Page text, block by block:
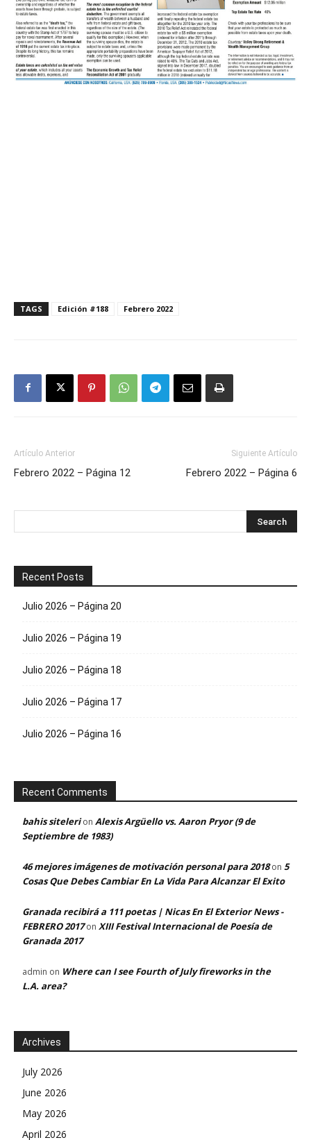
TAGS Edición #188 Febrero 2022
Artículo Anterior
Febrero 2022 – Página 12
Siguiente Artículo
Febrero 2022 – Página 6
Recent Posts
Julio 2026 – Página 20
Julio 2026 – Página 19
Julio 2026 – Página 18
Julio 2026 – Página 17
Julio 2026 – Página 16
Recent Comments
bahis sitelerion Alexis Argüello vs. Aaron Pryor (9 de
Septiembre de 1983)
46 mejores imágenes de motivación personal para 2018on 5
Cosas Que Debes Cambiar En La Vida Para Alcanzar El Exito
Granada recibirá a 111 poetas | Nicas En El Exterior News -
FEBRERO 2017on XIII Festival Internacional de Poesía de
Granada 2017
admin on Where can I see Fourth of July fireworks in the
L.A. area?
Archives
July 2026
June 2026
May 2026
April 2026